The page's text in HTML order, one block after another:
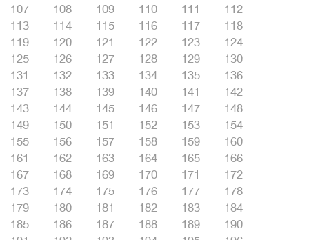
107
108 109 110 111
112
113
114 115 116 117
118
119
120 121 122 123
124
125
126 127 128 129
130
131
132 133 134 135
136
137
138 139 140 141
142
143
144 145 146 147
148
149
150 151 152 153
154
155
156 157 158 159
160
161
162 163 164 165
166
167
168 169 170 171
172
173
174 175 176 177
178
179
180 181 182 183
184
185
186 187 188 189
190